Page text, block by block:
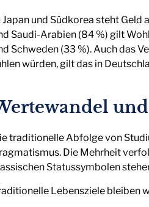
Japan und Südkorea steht
Saudi-Arabien (84 %) gilt
Schweden (33 %). Auch das
würden, gilt das in
und
traditionelle Abfolge von
Die Mehrheit
Statussymbolen
Lebensziele bleiben